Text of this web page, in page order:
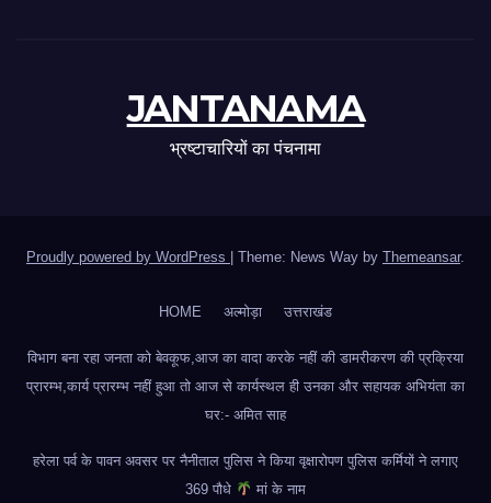
JANTANAMA
भ्रष्टाचारियों का पंचनामा
Proudly powered by WordPress Theme: News Way by Themeansar.
HOME अल्मोड़ा उत्तराखंड
विभाग बना रहा जनता को बेवकूफ,आज का वादा करके नहीं की डामरीकरण की प्रक्रिया
प्रारम्भ,कार्य प्रारम्भ नहीं हुआ तो आज से कार्यस्थल ही उनका और सहायक अभियंता का
घर:- अमित साह
हरेला पर्व के पावन अवसर पर नैनीताल पुलिस ने किया वृक्षारोपण पुलिस कर्मियों ने लगाए
369 पौधे
मां के नाम